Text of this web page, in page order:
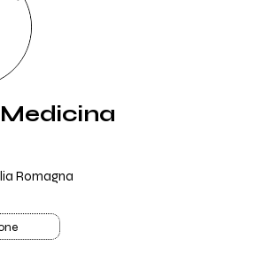
Romagna